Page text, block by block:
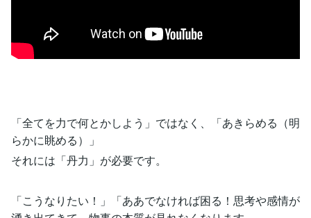
「全てを力で何とかしよう」ではなく、「あきらめる（明
らかに眺める）」
それには「丹力」が必要です。
「こうなりたい！」「ああでなければ困る！思考や感情が